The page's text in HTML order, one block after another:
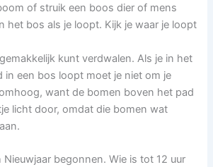
of struik een boos dier of mens
het bos als je loopt. Kijk je waar je loopt
kunt verdwalen. Als je in het
in een bos loopt moet je niet om je
want de bomen boven het pad
licht door, omdat die bomen wat
Nieuwjaar begonnen. Wie is tot 12 uur